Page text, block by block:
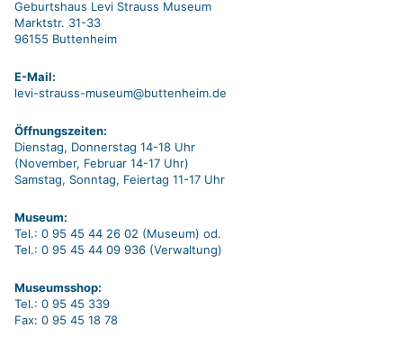
Geburtshaus Levi Strauss Museum
Marktstr. 31-33
96155 Buttenheim
E-Mail:
levi-strauss-museum@buttenheim.de
Öffnungszeiten:
Dienstag, Donnerstag 14-18 Uhr
(November, Februar 14-17 Uhr)
Samstag, Sonntag, Feiertag 11-17 Uhr
Museum:
Tel.: 0 95 45 44 26 02 (Museum) od.
Tel.: 0 95 45 44 09 936 (Verwaltung)
Museumsshop:
Tel.: 0 95 45 339
Fax: 0 95 45 18 78